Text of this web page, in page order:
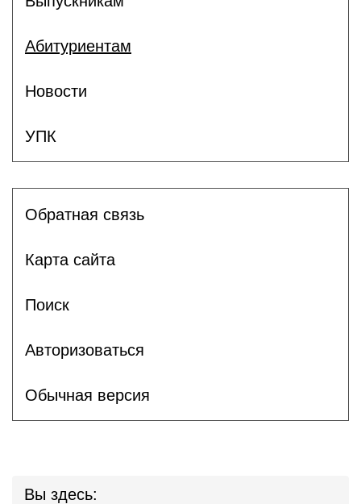
Абитуриентам
Новости
УПК
Обратная связь
Карта сайта
Поиск
Авторизоваться
Обычная версия
Вы здесь: